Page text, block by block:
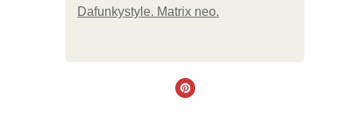
Dafunkystyle. Matrix neo.